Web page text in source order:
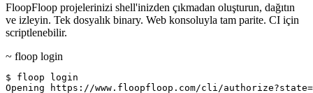
FloopFloop projelerinizi shell'inizden çıkmadan oluşturun, dağıtın
ve izleyin. Tek dosyalık binary. Web konsoluyla tam parite. CI için
scriptlenebilir.
~ floop login
$ floop login
Opening https://www.floopfloop.com/cli/